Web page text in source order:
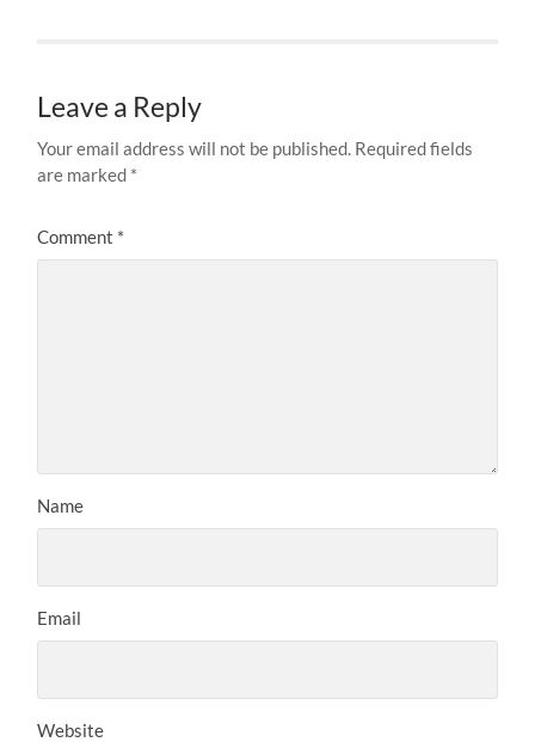
Leave a Reply
Your email address will not be published. Required fields
are marked *
Comment *
Name
Email
Website